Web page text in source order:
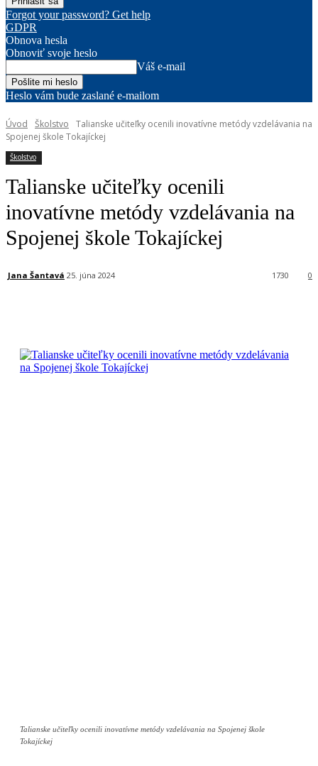
Forgot your password? Get help
GDPR
Obnova hesla
Obnoviť svoje heslo
Váš e-mail
Heslo vám bude zaslané e-mailom
Úvod Školstvo
Talianske učiteľky ocenili inovatívne metódy vzdelávania na
Spojenej škole Tokajíckej
Školstvo
Talianske učiteľky ocenili
inovatívne metódy vzdelávania na
Spojenej škole Tokajíckej
Jana Šantavá 25. júna 2024 0
1730
Talianske učiteľky ocenili inovatívne metódy vzdelávania na Spojenej škole
Tokajíckej